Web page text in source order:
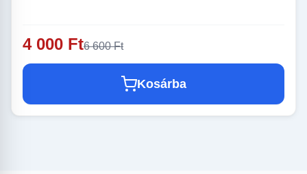
4 000 Ft6 600 Ft
Kosárba